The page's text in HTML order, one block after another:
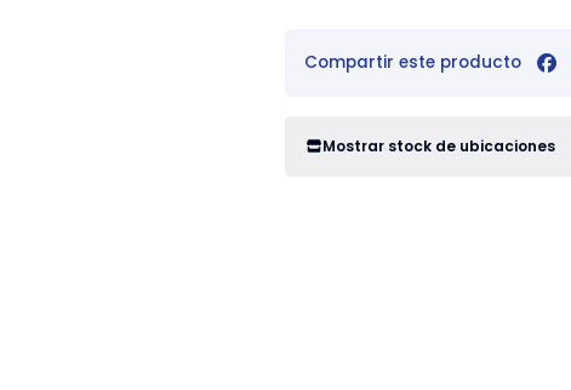
Compartir este producto
Mostrar stock de ubicaciones